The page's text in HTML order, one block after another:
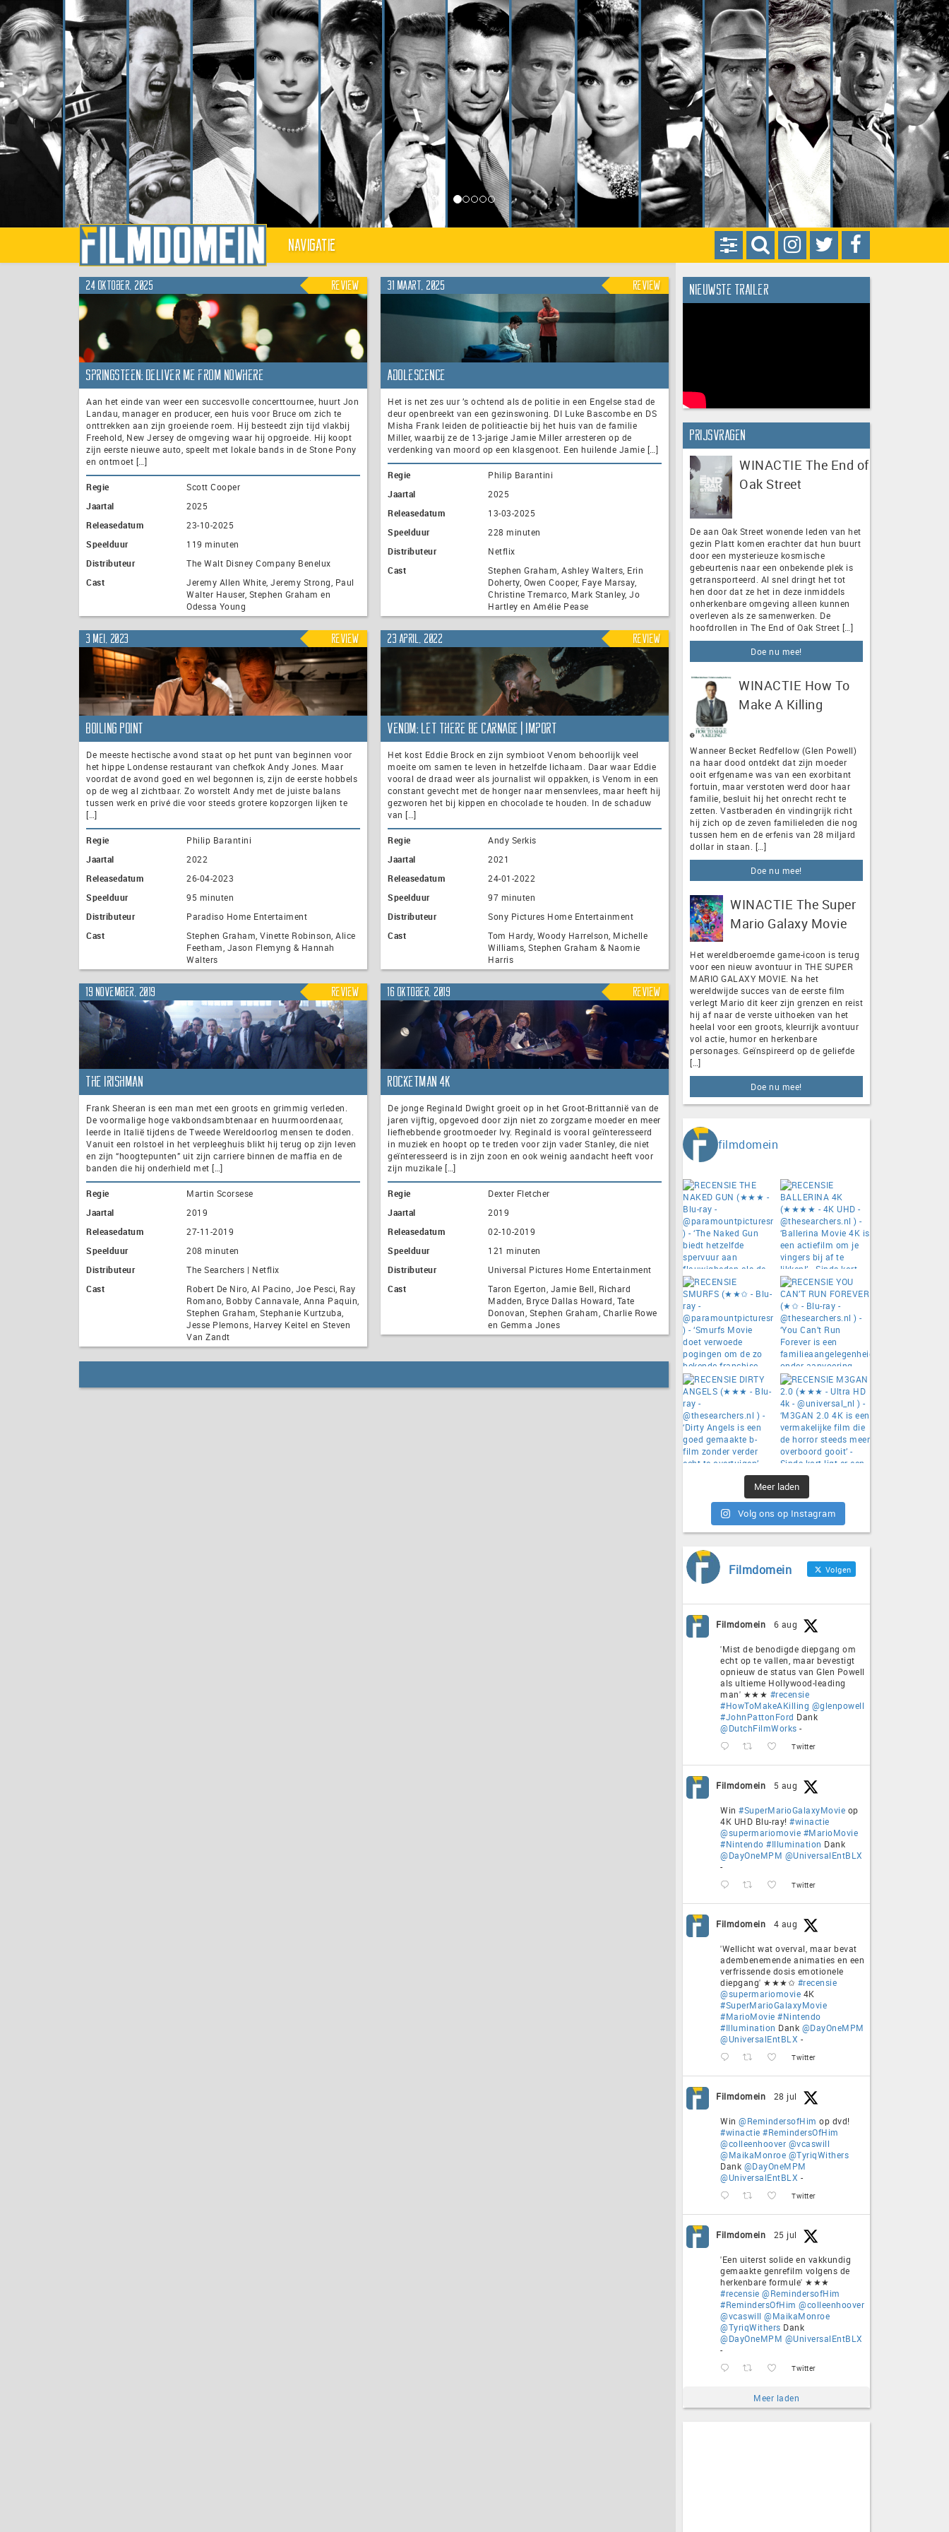
Navigatie
24 oktober, 2025 Review
Springsteen: Deliver Me from Nowhere
Aan het einde van weer een succesvolle concerttournee, huurt Jon
Landau, manager en producer, een huis voor Bruce om zich te
onttrekken aan zijn groeiende roem. Hij besteedt zijn tijd vlakbij
Freehold, New Jersey de omgeving waar hij opgroeide. Hij koopt
zijn eerste nieuwe auto, speelt met lokale bands in de Stone Pony
en ontmoet […]
Regie
Scott Cooper
Jaartal
2025
Releasedatum
23-10-2025
Speelduur
119 minuten
Distributeur
The Walt Disney Company Benelux
Cast
Jeremy Allen White, Jeremy Strong, Paul
Walter Hauser, Stephen Graham en
Odessa Young
31 maart, 2025 Review
Adolescence
Het is net zes uur ’s ochtend als de politie in een Engelse stad de
deur openbreekt van een gezinswoning. DI Luke Bascombe en DS
Misha Frank leiden de politieactie bij het huis van de familie
Miller, waarbij ze de 13-jarige Jamie Miller arresteren op de
verdenking van moord op een klasgenoot. Een huilende Jamie […]
Regie
Philip Barantini
Jaartal
2025
Releasedatum
13-03-2025
Speelduur
228 minuten
Distributeur
Netflix
Cast
Stephen Graham, Ashley Walters, Erin
Doherty, Owen Cooper, Faye Marsay,
Christine Tremarco, Mark Stanley, Jo
Hartley en Amélie Pease
3 mei, 2023 Review
Boiling Point
De meeste hectische avond staat op het punt van beginnen voor
het hippe Londense restaurant van chefkok Andy Jones. Maar
voordat de avond goed en wel begonnen is, zijn de eerste hobbels
op de weg al zichtbaar. Zo worstelt Andy met de juiste balans
tussen werk en privé die voor steeds grotere kopzorgen lijken te
[…]
Regie
Philip Barantini
Jaartal
2022
Releasedatum
26-04-2023
Speelduur
95 minuten
Distributeur
Paradiso Home Entertaiment
Cast
Stephen Graham, Vinette Robinson, Alice
Feetham, Jason Flemyng & Hannah
Walters
23 april, 2022 Review
Venom: Let There Be Carnage | import
Het kost Eddie Brock en zijn symbioot Venom behoorlijk veel
moeite om samen te leven in hetzelfde lichaam. Daar waar Eddie
vooral de draad weer als journalist wil oppakken, is Venom in een
constant gevecht met de honger naar mensenvlees, maar heeft hij
gezworen het bij kippen en chocolade te houden. In de schaduw
van […]
Regie
Andy Serkis
Jaartal
2021
Releasedatum
24-01-2022
Speelduur
97 minuten
Distributeur
Sony Pictures Home Entertainment
Cast
Tom Hardy, Woody Harrelson, Michelle
Williams, Stephen Graham & Naomie
Harris
19 november, 2019 Review
The Irishman
Frank Sheeran is een man met een groots en grimmig verleden.
De voormalige hoge vakbondsambtenaar en huurmoordenaar,
leerde in Italië tijdens de Tweede Wereldoorlog mensen te doden.
Vanuit een rolstoel in het verpleeghuis blikt hij terug op zijn leven
en zijn “hoogtepunten” uit zijn carriere binnen de maffia en de
banden die hij onderhield met […]
Regie
Martin Scorsese
Jaartal
2019
Releasedatum
27-11-2019
Speelduur
208 minuten
Distributeur
The Searchers | Netflix
Cast
Robert De Niro, Al Pacino, Joe Pesci, Ray
Romano, Bobby Cannavale, Anna Paquin,
Stephen Graham, Stephanie Kurtzuba,
Jesse Plemons, Harvey Keitel en Steven
Van Zandt
16 oktober, 2019 Review
Rocketman 4K
De jonge Reginald Dwight groeit op in het Groot-Brittannië van de
jaren vijftig, opgevoed door zijn niet zo zorgzame moeder en meer
liefhebbende grootmoeder Ivy. Reginald is vooral geïnteresseerd
in muziek en hoopt op te treden voor zijn vader Stanley, die niet
geïnteresseerd is in zijn zoon en ook weinig aandacht heeft voor
zijn muzikale […]
Regie
Dexter Fletcher
Jaartal
2019
Releasedatum
02-10-2019
Speelduur
121 minuten
Distributeur
Universal Pictures Home Entertainment
Cast
Taron Egerton, Jamie Bell, Richard
Madden, Bryce Dallas Howard, Tate
Donovan, Stephen Graham, Charlie Rowe
en Gemma Jones
Nieuwste trailer
Prijsvragen
WINACTIE The End of
Oak Street
De aan Oak Street wonende leden van het
gezin Platt komen erachter dat hun buurt
door een mysterieuze kosmische
gebeurtenis naar een onbekende plek is
getransporteerd. Al snel dringt het tot
hen door dat ze het in deze inmiddels
onherkenbare omgeving alleen kunnen
overleven als ze samenwerken. De
hoofdrollen in The End of Oak Street […]
Doe nu mee!
WINACTIE How To
Make A Killing
Wanneer Becket Redfellow (Glen Powell)
na haar dood ontdekt dat zijn moeder
ooit erfgename was van een exorbitant
fortuin, maar verstoten werd door haar
familie, besluit hij het onrecht recht te
zetten. Vastberaden én vindingrijk richt
hij zich op de zeven familieleden die nog
tussen hem en de erfenis van 28 miljard
dollar in staan. […]
Doe nu mee!
WINACTIE The Super
Mario Galaxy Movie
Het wereldberoemde game-icoon is terug
voor een nieuw avontuur in THE SUPER
MARIO GALAXY MOVIE. Na het
wereldwijde succes van de eerste film
verlegt Mario dit keer zijn grenzen en reist
hij af naar de verste uithoeken van het
heelal voor een groots, kleurrijk avontuur
vol actie, humor en herkenbare
personages. Geïnspireerd op de geliefde
[…]
Doe nu mee!
filmdomein
Meer laden
Volg ons op Instagram
Filmdomein Volgen
Filmdomein 6 aug
'Mist de benodigde diepgang om
echt op te vallen, maar bevestigt
opnieuw de status van Glen Powell
als ultieme Hollywood-leading
man' ★★★ #recensie
#HowToMakeAKilling @glenpowell
#JohnPattonFord Dank
@DutchFilmWorks -
Twitter
Filmdomein 5 aug
Win #SuperMarioGalaxyMovie op
4K UHD Blu-ray! #winactie
@supermariomovie #MarioMovie
#Nintendo #Illumination Dank
@DayOneMPM @UniversalEntBLX
-
Twitter
Filmdomein 4 aug
'Wellicht wat overval, maar bevat
adembenemende animaties en een
verfrissende dosis emotionele
diepgang' ★★★✩ #recensie
@supermariomovie 4K
#SuperMarioGalaxyMovie
#MarioMovie #Nintendo
#Illumination Dank @DayOneMPM
@UniversalEntBLX -
Twitter
Filmdomein 28 jul
Win @RemindersofHim op dvd!
#winactie #RemindersOfHim
@colleenhoover @vcaswill
@MaikaMonroe @TyriqWithers
Dank @DayOneMPM
@UniversalEntBLX -
Twitter
Filmdomein 25 jul
'Een uiterst solide en vakkundig
gemaakte genrefilm volgens de
herkenbare formule' ★★★
#recensie @RemindersofHim
#RemindersOfHim @colleenhoover
@vcaswill @MaikaMonroe
@TyriqWithers Dank
@DayOneMPM @UniversalEntBLX
-
Twitter
Meer laden